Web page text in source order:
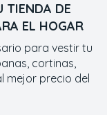
TIENDA DE
EL HOGAR
para vestir tu
cortinas,
mejor precio del